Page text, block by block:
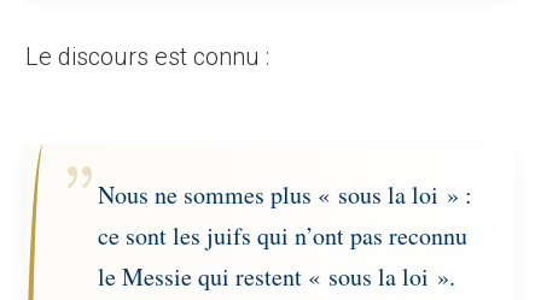
Le discours est connu :
Nous ne sommes plus « sous la loi » :
ce sont les juifs qui n’ont pas reconnu
le Messie qui restent « sous la loi ».